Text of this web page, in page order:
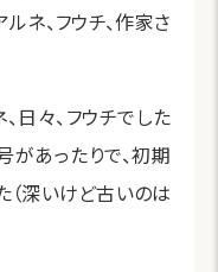
ネ、フウチ、作家さ
日々、フウチでした
あったりで、初期
深いけど古いのは